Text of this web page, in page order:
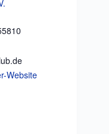
Website